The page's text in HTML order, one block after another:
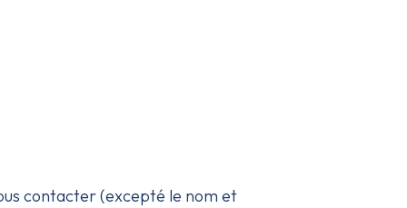
contacter (excepté le nom et